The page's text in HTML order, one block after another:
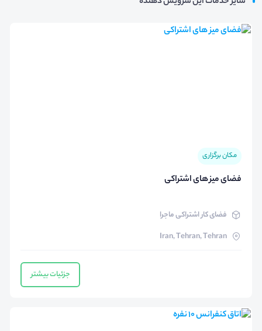
مکان برگزاری
فضای میز های اشتراکی
فضای کار اشتراکی ماجرا
Iran, Tehran, Tehran
جزئیات بیشتر